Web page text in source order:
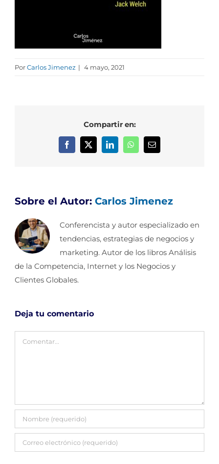
PorCarlos Jimenez | 4 mayo, 2021
Compartir en:
Facebook
X LinkedInWhatsAppCorreo
Sobre el Autor: Carlos Jimenez
Conferencista y autor especializado en
tendencias, estrategias de negocios y
marketing. Autor de los libros Análisis
de la Competencia, Internet y los Negocios y
Clientes Globales.
Deja tu comentario
Comentar